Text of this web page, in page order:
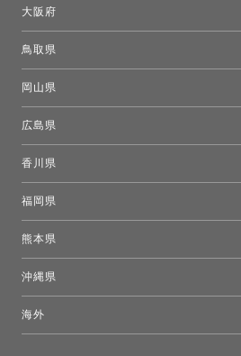
大阪府
鳥取県
岡山県
広島県
香川県
福岡県
熊本県
沖縄県
海外